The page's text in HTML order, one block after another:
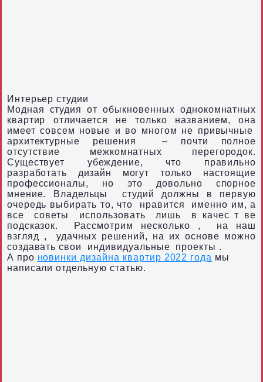
Интерьер студии
Модная студия от обыкновенных однокомнатных
квартир отличается не только названием, она
имеет совсем новые и во многом не привычные
архитектурные решения
– почти полное
отсутствие межкомнатных перегородок.
Существует убеждение, что правильно
разработать дизайн могут только настоящие
профессионалы, но это довольно спорное
мнение. Владельцы
студий должны в первую
очередь выбирать то, что
нравится
именно им, а
все
советы использовать лишь в качес т
ве
подсказок.
Рассмотрим несколько ,
на наш
взгляд
,
удачных решений, на их основе можно
создавать свои
индивидуальные проекты .
А про новинки дизайна квартир 2022 года мы
написали отдельную статью.